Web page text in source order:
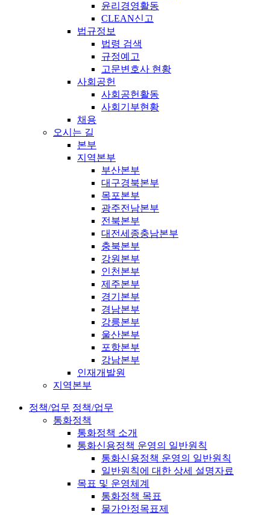
윤리경영활동
CLEAN신고
법규정보
법령 검색
규정예고
고문변호사 현황
사회공헌
사회공헌활동
사회기부현황
채용
오시는 길
본부
지역본부
부산본부
대구경북본부
목포본부
광주전남본부
전북본부
대전세종충남본부
충북본부
강원본부
인천본부
제주본부
경기본부
경남본부
강릉본부
울산본부
포항본부
강남본부
인재개발원
지역본부
정책/업무 정책/업무
통화정책
통화정책 소개
통화신용정책 운영의 일반원칙
통화신용정책 운영의 일반원칙
일반원칙에 대한 상세 설명자료
목표 및 운영체계
통화정책 목표
물가안정목표제